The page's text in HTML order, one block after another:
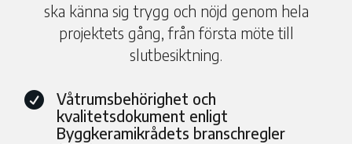
ska känna sig trygg och nöjd genom hela
projektets gång, från första möte till
slutbesiktning.

Våtrumsbehörighet och
kvalitetsdokument enligt
Byggkeramikrådets branschregler